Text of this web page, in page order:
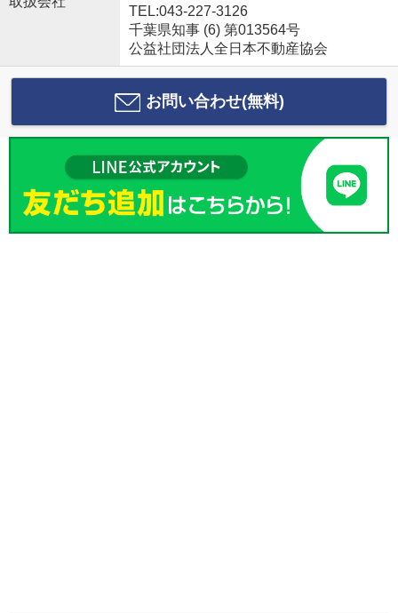
TEL:043-227-3126
千葉県知事 (6) 第013564号
公益社団法人全日本不動産協会
お問い合わせ(無料)